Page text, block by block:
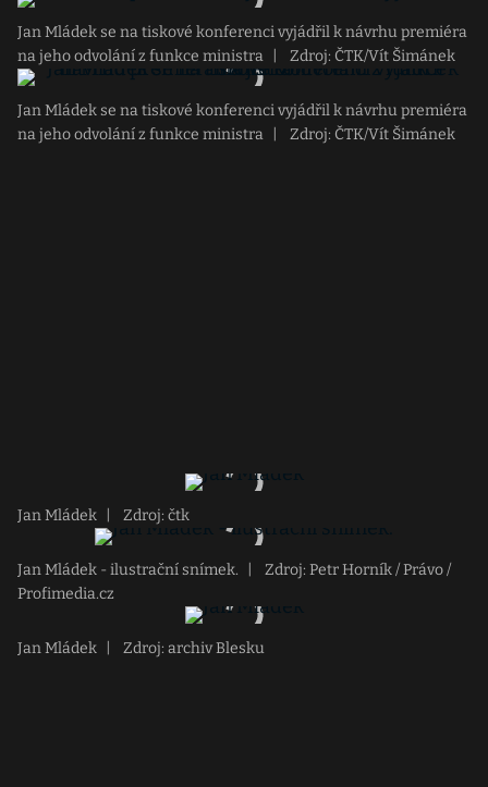
Jan Mládek se na tiskové konferenci vyjádřil k návrhu premiéra
na jeho odvolání z funkce ministra
Zdroj: ČTK/Vít Šimánek
Jan Mládek se na tiskové konferenci vyjádřil k návrhu premiéra
na jeho odvolání z funkce ministra
Zdroj: ČTK/Vít Šimánek
Jan Mládek Zdroj: čtk
Jan Mládek - ilustrační snímek.
Zdroj: Petr Horník / Právo /
Profimedia.cz
Jan Mládek Zdroj: archiv Blesku